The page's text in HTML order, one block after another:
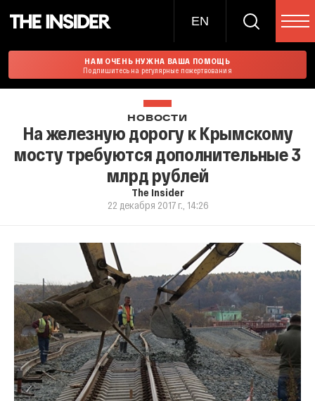
EN
НАМ ОЧЕНЬ НУЖНА ВАША ПОМОЩЬ
Подпишитесь на регулярные пожертвования
НОВОСТИ
На железную дорогу к Крымскому
мосту требуются дополнительные 3
млрд рублей
The Insider
22 декабря 2017 г., 14:26